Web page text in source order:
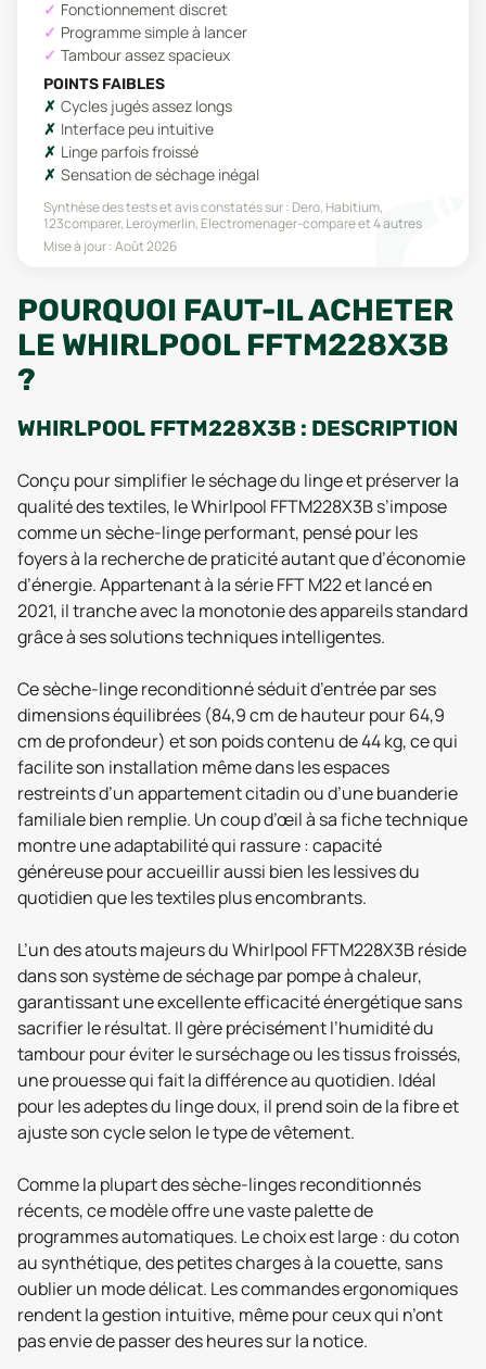
Fonctionnement discret
Programme simple à lancer
Tambour assez spacieux
POINTS FAIBLES
Cycles jugés assez longs
Interface peu intuitive
Linge parfois froissé
Sensation de séchage inégal
Synthèse des tests et avis constatés sur : Dero, Habitium,
123comparer, Leroymerlin, Electromenager-compareet 4 autres
Mise à jour :Août 2026
POURQUOI FAUT-IL ACHETER
LE WHIRLPOOL FFTM228X3B
?
WHIRLPOOL FFTM228X3B : DESCRIPTION
Conçu pour simplifier le séchage du linge et préserver la
qualité des textiles, le Whirlpool FFTM228X3B s’impose
comme un sèche-linge performant, pensé pour les
foyers à la recherche de praticité autant que d’économie
d’énergie. Appartenant à la série FFT M22 et lancé en
2021, il tranche avec la monotonie des appareils standard
grâce à ses solutions techniques intelligentes.
Ce sèche-linge reconditionné séduit d’entrée par ses
dimensions équilibrées (84,9 cm de hauteur pour 64,9
cm de profondeur) et son poids contenu de 44 kg, ce qui
facilite son installation même dans les espaces
restreints d’un appartement citadin ou d’une buanderie
familiale bien remplie. Un coup d’œil à sa fiche technique
montre une adaptabilité qui rassure : capacité
généreuse pour accueillir aussi bien les lessives du
quotidien que les textiles plus encombrants.
L’un des atouts majeurs du Whirlpool FFTM228X3B réside
dans son système de séchage par pompe à chaleur,
garantissant une excellente efficacité énergétique sans
sacrifier le résultat. Il gère précisément l’humidité du
tambour pour éviter le surséchage ou les tissus froissés,
une prouesse qui fait la différence au quotidien. Idéal
pour les adeptes du linge doux, il prend soin de la fibre et
ajuste son cycle selon le type de vêtement.
Comme la plupart des sèche-linges reconditionnés
récents, ce modèle offre une vaste palette de
programmes automatiques. Le choix est large : du coton
au synthétique, des petites charges à la couette, sans
oublier un mode délicat. Les commandes ergonomiques
rendent la gestion intuitive, même pour ceux qui n’ont
pas envie de passer des heures sur la notice.